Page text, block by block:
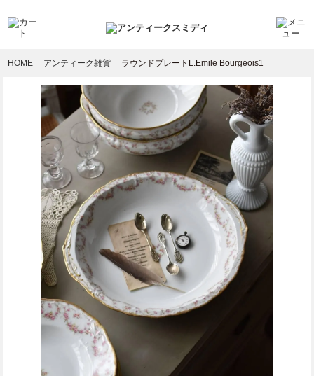
HOME アンティーク雑貨 ラウンドプレートL.Emile Bourgeois1